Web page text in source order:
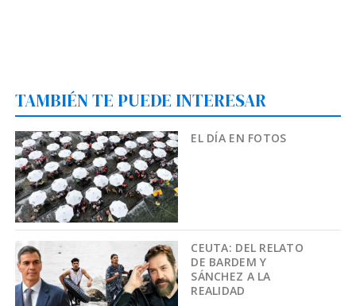
TAMBIÉN TE PUEDE INTERESAR
EL DÍA EN FOTOS
CEUTA: DEL RELATO
DE BARDEM Y
SÁNCHEZ A LA
REALIDAD